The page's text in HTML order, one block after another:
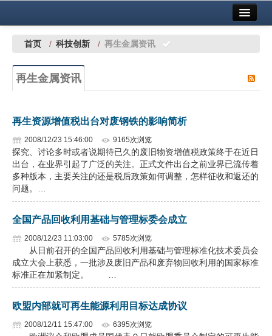
中国有色金属报社主办 广告服务
铜镍铅锌
稀有稀土
有色市场
科技
地矿 建设
党建工作
企业文化
《资源再生》杂志
首页 / 科技创新 / 再生金属资讯
再生金属资讯
再生资源增值税出台对废钢铁的影响简析
2008/12/23 15:46:00 9165次浏览
探究、讨论多时或者说期待已久的废旧物资增值税政策终于在近日
出台，在业界引起了广泛的关注。正式文件出台之前业界已流传着
多种版本，主要关注的还是税后政策如何调整，怎样征收和返还的
问题。…
全国产品回收利用基础与管理标委会成立
2008/12/23 11:03:00 5785次浏览
从日前召开的全国产品回收利用基础与管理标准化技术委员会
成立大会上获悉，一批涉及废旧产品和废弃物回收利用的国家标准
标准正在加紧制定。 …
欧盟内部就可再生能源利用目标达成协议
2008/12/11 15:47:00 6395次浏览